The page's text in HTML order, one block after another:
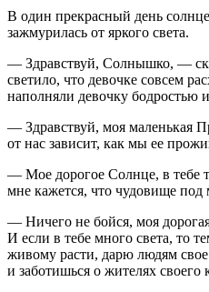
В один прекрасный день
зажмурилась от яркого света.
— Здравствуй, Солнышко, —
светило, что девочке совсем
наполняли девочку бодростью
— Здравствуй, моя маленькая
от нас зависит, как мы ее
— Мое дорогое Солнце, в тебе
мне кажется, что чудовище
— Ничего не бойся, моя
И если в тебе много света, то
живому расти, дарю людям
и заботишься о жителях своего